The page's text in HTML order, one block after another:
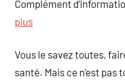
Complément
plus
Vous le savez toutes,
santé. Mais ce n’est